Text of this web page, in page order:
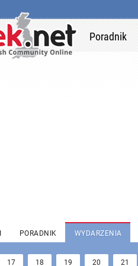
Poradnik
PORADNIK WYDARZENIA
17 18 19 20 21